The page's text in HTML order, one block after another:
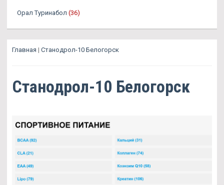
Орал Туринабол (36)
Главная | Станодрол-10 Белогорск
Станодрол-10 Белогорск